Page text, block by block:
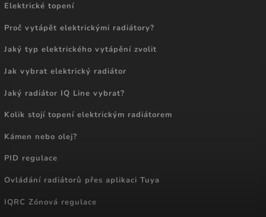
Elektrické topení
Proč vytápět elektrickými radiátory?
Jaký typ elektrického vytápění zvolit
Jak vybrat elektrický radiátor
Jaký radiátor IQ Line vybrat?
Kolik stojí topení elektrickým radiátorem
Kámen nebo olej?
PID regulace
Ovládání radiátorů přes aplikaci Tuya
IQRC Zónová regulace